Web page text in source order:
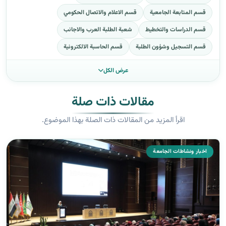
قسم المتابعة الجامعية
قسم الاعلام والاتصال الحكومي
قسم الدراسات والتخطيط
شعبة الطلبة العرب والاجانب
قسم التسجيل وشؤون الطلبة
قسم الحاسبة الالكترونية
عرض الكل
مقالات ذات صلة
اقرأ المزيد من المقالات ذات الصلة بهذا الموضوع.
اخبار ونشاطات الجامعة